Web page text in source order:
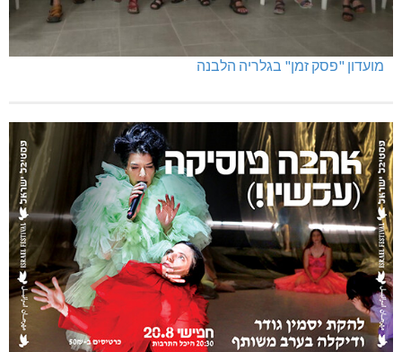
מועדון "פסק זמן" בגלריה הלבנה